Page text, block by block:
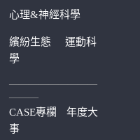
心理&神經科學
繽紛生態運動科
學
—————————
———
CASE專欄
年度大
事